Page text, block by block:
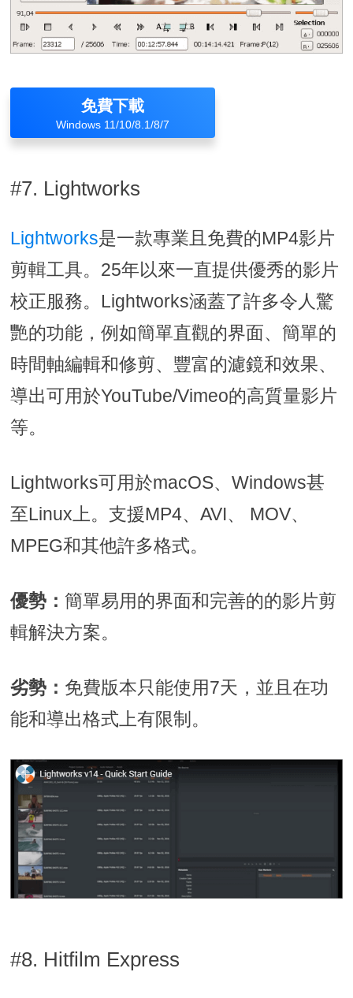
免費下載
Windows 11/10/8.1/8/7
#7. Lightworks
Lightworks是一款專業且免費的MP4影片
剪輯工具。25年以來一直提供優秀的影片
校正服務。Lightworks涵蓋了許多令人驚
艷的功能，例如簡單直觀的界面、簡單的
時間軸編輯和修剪、豐富的濾鏡和效果、
導出可用於YouTube/Vimeo的高質量影片
等。
Lightworks可用於macOS、Windows甚
至Linux上。支援MP4、AVI、 MOV、
MPEG和其他許多格式。
優勢： 簡單易用的界面和完善的的影片剪
輯解決方案。
劣勢： 免費版本只能使用7天，並且在功
能和導出格式上有限制。
#8. Hitfilm Express